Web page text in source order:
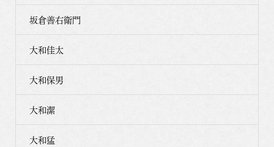
坂倉善右衛門
大和佳太
大和保男
大和潔
大和猛